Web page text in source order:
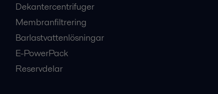
Dekantercentrifuger
Membranfiltrering
Barlastvattenlösningar
E-PowerPack
Reservdelar